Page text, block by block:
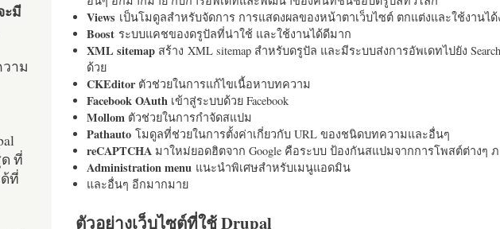
Views เป็นโมดูลสำหรับจัดการ การแสดงผลของหน้าตาเว็บไซต์ ตกแต่งและใช้งานได้
Boost ระบบแคชของดรูปัลที่น่าใช้ และใช้งานได้ดีมาก
XML sitemapสร้าง XML sitemap สำหรับดรูปัล และมีระบบส่งการอัพเดทไปยัง
ด้วย
CKEditorตัวช่วยในการแก้ไขเนื้อหาบทความ
Facebook OAuth เข้าสู่ระบบด้วย Facebook
Mollom ตัวช่วยในการกำจัดสแปม
Pathautoโมดูลที่ช่วยในการตั้งค่าเกี่ยวกับ URL ของชนิดบทความและอื่นๆ
reCAPTCHA มาใหม่ยอดฮิตจาก Google คือระบบ ป้องกันสแปมจากการโพสต์ต่างๆ ภ
Administration menu แนะนำพิเศษสำหรับเมนูแอดมิน
และอื่นๆ อีกมากมาย
ตัวอย่างเว็บไซต์ที่ใช้ Drupal
ะมี
าม
ที่
ที่